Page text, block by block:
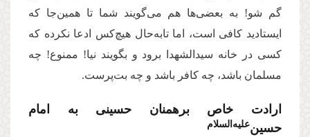
گم شو! به بعضی‌ها هم می‌گویند شما تا همین‌جا که
ایستادید کافی است، اما تابه‌حال هیچ‌کس ادعا نکرده که
کسی در خانه سیدالشهدا برود و بگویند نیا! ممنوع! چه
مسلمان باشد، چه کافر باشد و چه بت‌پرست.
ارادت خاص برهمنان حسینی به امام
حسین‌علیه‌‌السلام